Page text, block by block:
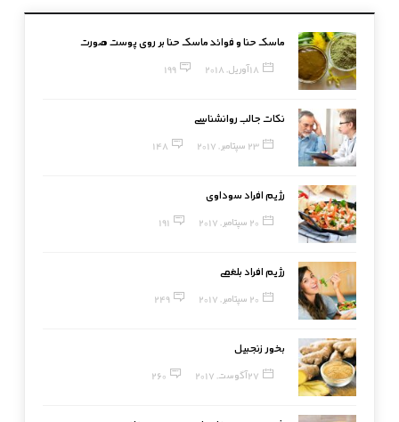
ماسک حنا و فوائد ماسک حنا بر روی پوست صورت
18 آوریل, 2018 199
نکات جالب روانشناسی
23 سپتامبر, 2017 148
رژیم افراد سوداوی
20 سپتامبر, 2017 191
رژیم افراد بلغمی
20 سپتامبر, 2017 249
بخور زنجبیل
27 آگوست, 2017 260